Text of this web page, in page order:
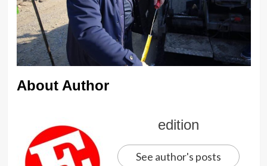
About Author
edition
See author's posts